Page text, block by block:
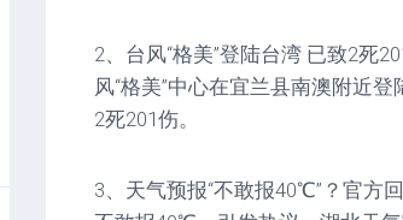
2、台风“格美”登陆台湾 已致2死
风“格美”中心在宜兰县南澳附近
2死201伤。
3、天气预报“不敢报40℃”？官方